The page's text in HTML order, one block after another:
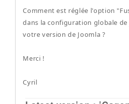
Comment est réglée l'option
dans la configuration globale
votre version de Joomla ?
Merci !
Cyril